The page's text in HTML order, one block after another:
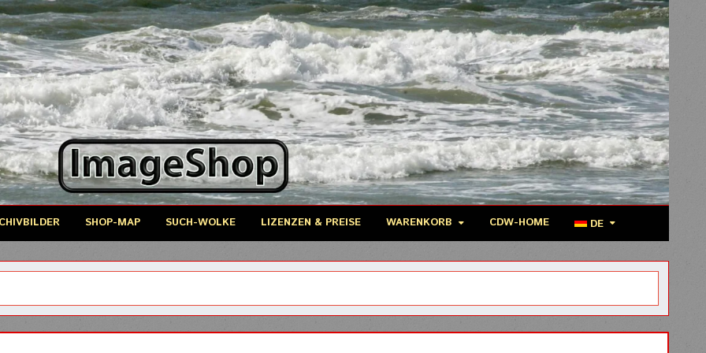
SHOP-MAP SUCH-WOLKE LIZENZEN & PREISE WARENKORB CDW-HOME DE